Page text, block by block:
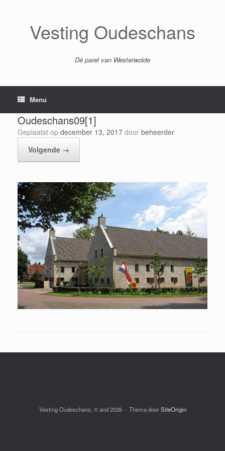
Vesting Oudeschans
Dé parel van Westerwolde
Menu
Oudeschans09[1]
Geplaatst op december 13, 2017 door beheerder
Volgende →
Vesting Oudeschans, © and 2026 Thema doorSiteOrigin